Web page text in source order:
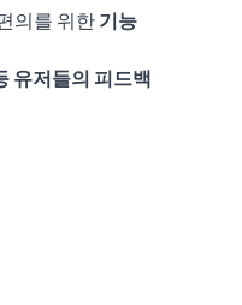
의를 위한 기능
유저들의 피드백